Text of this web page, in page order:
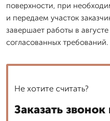
поверхности, при
и передаем участок
завершает работы в
согласованных требований.
Не хотите считать?
Заказать